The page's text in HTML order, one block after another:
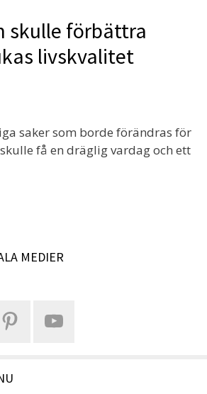
skulle förbättra
livskvalitet
saker som borde förändras för
få en dräglig vardag och ett
MEDIER